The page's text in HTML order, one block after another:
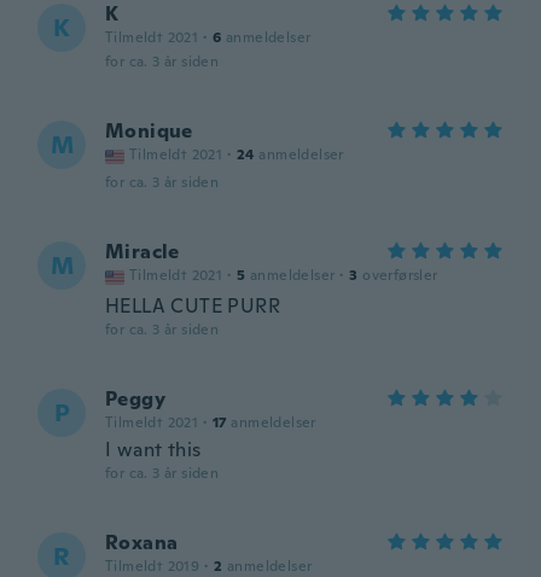
K K
Tilmeldt 2021 · 6 anmeldelser
for ca. 3 år siden
M Monique
Tilmeldt 2021 · 24 anmeldelser
for ca. 3 år siden
M Miracle
Tilmeldt 2021 · 5 anmeldelser · 3 overførsler
HELLA CUTE PURR
for ca. 3 år siden
P Peggy
Tilmeldt 2021 · 17 anmeldelser
I want this
for ca. 3 år siden
R Roxana
Tilmeldt 2019 · 2 anmeldelser